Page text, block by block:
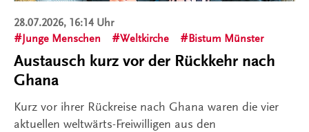
28.07.2026, 16:14 Uhr
Junge Menschen
Weltkirche Bistum Münster
Austausch kurz vor der Rückkehr nach
Ghana
Kurz vor ihrer Rückreise nach Ghana waren die vier
aktuellen weltwärts-Freiwilligen aus den